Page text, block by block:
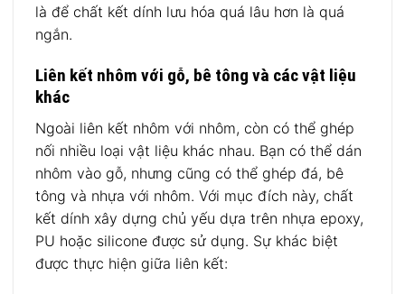
là để chất kết dính lưu hóa quá lâu hơn là quá
ngắn.
Liên kết nhôm với gỗ, bê tông và các vật liệu
khác
Ngoài liên kết nhôm với nhôm, còn có thể ghép
nối nhiều loại vật liệu khác nhau. Bạn có thể dán
nhôm vào gỗ, nhưng cũng có thể ghép đá, bê
tông và nhựa với nhôm. Với mục đích này, chất
kết dính xây dựng chủ yếu dựa trên nhựa epoxy,
PU hoặc silicone được sử dụng. Sự khác biệt
được thực hiện giữa liên kết: